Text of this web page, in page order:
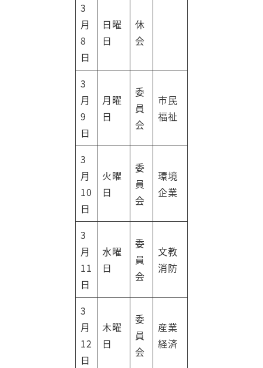
3
月
8
日
日曜
日
休
会
3
月
9
日
月曜
日
委
員
会
市民
福祉
3
月
10
日
火曜
日
委
員
会
環境
企業
3
月
11
日
水曜
日
委
員
会
文教
消防
3
月
12
日
木曜
日
委
員
会
産業
経済